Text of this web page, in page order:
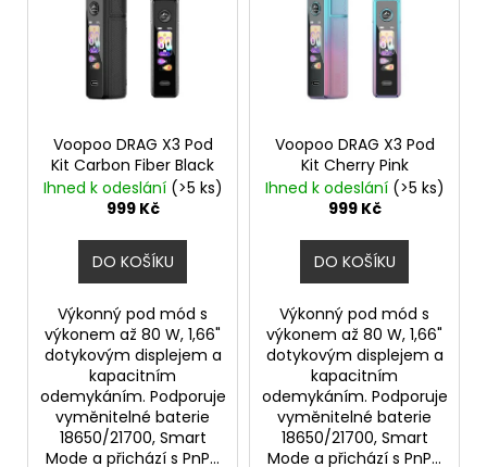
Voopoo DRAG X3 Pod
Kit Carbon Fiber Black
Ihned k odeslání (>5 ks)
999 Kč
DO KOŠÍKU
Výkonný pod mód s
výkonem až 80 W, 1,66"
dotykovým displejem a
kapacitním
odemykáním. Podporuje
vyměnitelné baterie
18650/21700, Smart
Mode a přichází s PnP...
Voopoo DRAG X3 Pod
Kit Cherry Pink
Ihned k odeslání (>5 ks)
999 Kč
DO KOŠÍKU
Výkonný pod mód s
výkonem až 80 W, 1,66"
dotykovým displejem a
kapacitním
odemykáním. Podporuje
vyměnitelné baterie
18650/21700, Smart
Mode a přichází s PnP...